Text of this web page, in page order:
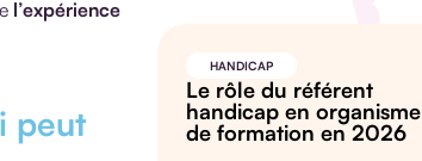
l’expérience
peut
HANDICAP
Le rôle du référent
handicap en organisme
de formation en 2026